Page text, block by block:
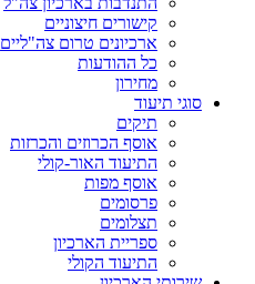
קישורים חיצוניים
ארכיונים טרום צה"ליים
כל ההודעות
מחירון
סוגי תיעוד
תיקים
אוסף הכרוזים והכרזות
התיעוד האור-קולי
אוסף מפות
פרסומים
תצלומים
ספריית הארכיון
התיעוד הקולי